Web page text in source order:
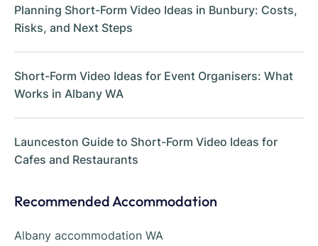
Planning Short-Form Video Ideas in Bunbury: Costs,
Risks, and Next Steps
Short-Form Video Ideas for Event Organisers: What
Works in Albany WA
Launceston Guide to Short-Form Video Ideas for
Cafes and Restaurants
Recommended Accommodation
Albany accommodation WA